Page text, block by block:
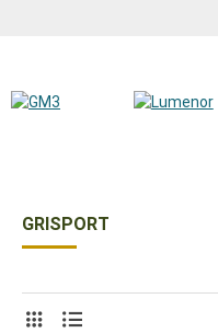
GRISPORT